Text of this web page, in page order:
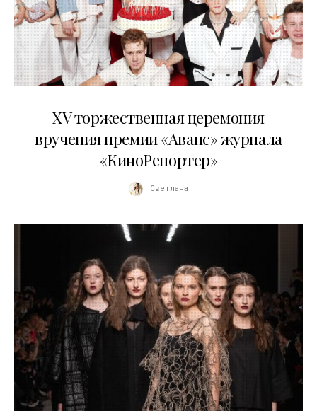
XV торжественная церемония
вручения премии «Аванс» журнала
«КиноРепортер»
Светлана